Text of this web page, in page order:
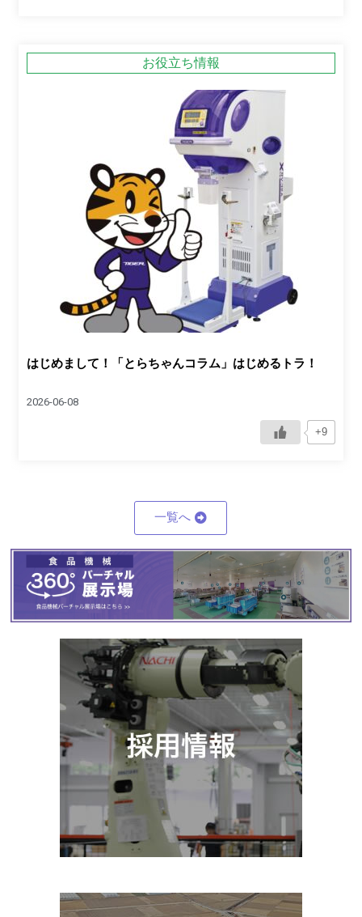
お役立ち情報
はじめまして！「とらちゃんコラム」はじめるトラ！
2026-06-08
+9
一覧へ